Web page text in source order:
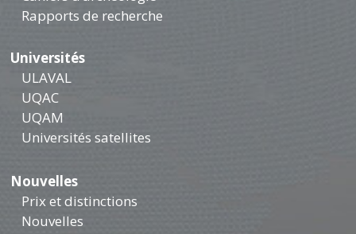
Rapports de recherche
Universités
ULAVAL
UQAC
UQAM
Universités satellites
Nouvelles
Prix et distinctions
Nouvelles